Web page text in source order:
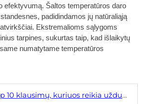
efektyvumą. Šaltos temperatūros daro
padidindamos jų natūraliąją
Ekstremalioms sąlygoms
tarpines, sukurtas taip, kad išlaikytų
numatytame temperatūros
klausimų, kuriuos reikia užduoti nusipirkdami stalo lankstus klipus